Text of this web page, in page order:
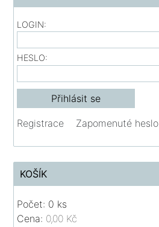
LOGIN:
HESLO:
Registrace Zapomenuté heslo
KOŠÍK
Počet: 0 ks
Cena: 0,00 Kč